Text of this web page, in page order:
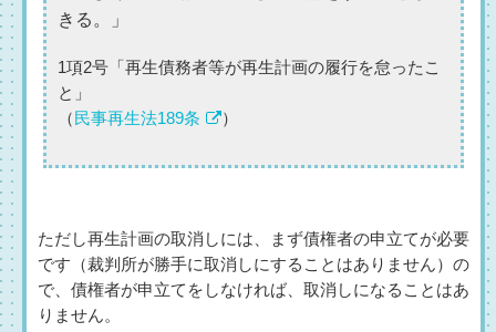
きる。」
1項2号「再生債務者等が再生計画の履行を怠ったこ
と」
（ 民事再生法189条 ）
ただし再生計画の取消しには、まず債権者の申立てが必要
です（裁判所が勝手に取消しにすることはありません）の
で、債権者が申立てをしなければ、取消しになることはあ
りません。